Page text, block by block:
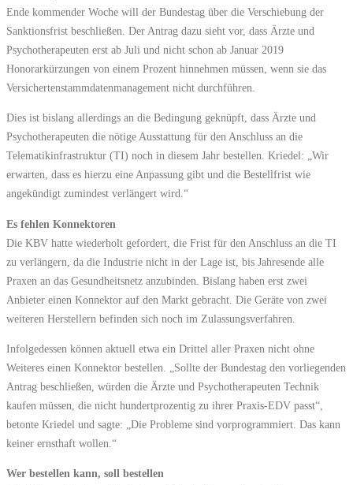
Ende kommender Woche will der Bundestag über die Verschiebung der
Sanktionsfrist beschließen. Der Antrag dazu sieht vor, dass Ärzte und
Psychotherapeuten erst ab Juli und nicht schon ab Januar 2019
Honorarkürzungen von einem Prozent hinnehmen müssen, wenn sie das
Versichertenstammdatenmanagement nicht durchführen.
Dies ist bislang allerdings an die Bedingung geknüpft, dass Ärzte und
Psychotherapeuten die nötige Ausstattung für den Anschluss an die
Telematikinfrastruktur (TI) noch in diesem Jahr bestellen. Kriedel: „Wir
erwarten, dass es hierzu eine Anpassung gibt und die Bestellfrist wie
angekündigt zumindest verlängert wird.“
Es fehlen Konnektoren
Die KBV hatte wiederholt gefordert, die Frist für den Anschluss an die TI
zu verlängern, da die Industrie nicht in der Lage ist, bis Jahresende alle
Praxen an das Gesundheitsnetz anzubinden. Bislang haben erst zwei
Anbieter einen Konnektor auf den Markt gebracht. Die Geräte von zwei
weiteren Herstellern befinden sich noch im Zulassungsverfahren.
Infolgedessen können aktuell etwa ein Drittel aller Praxen nicht ohne
Weiteres einen Konnektor bestellen. „Sollte der Bundestag den vorliegenden
Antrag beschließen, würden die Ärzte und Psychotherapeuten Technik
kaufen müssen, die nicht hundertprozentig zu ihrer Praxis-EDV passt“,
betonte Kriedel und sagte: „Die Probleme sind vorprogrammiert. Das kann
keiner ernsthaft wollen.“
Wer bestellen kann, soll bestellen